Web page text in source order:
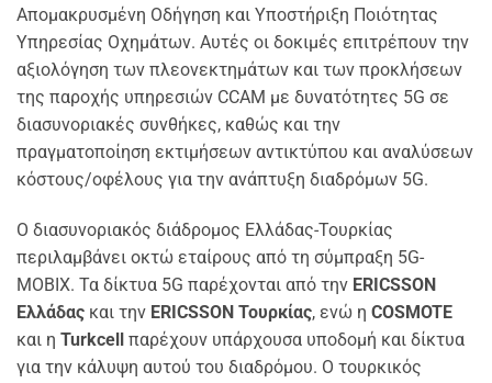
Απομακρυσμένη Οδήγηση και Υποστήριξη Ποιότητας
Υπηρεσίας Οχημάτων. Αυτές οι δοκιμές επιτρέπουν την
αξιολόγηση των πλεονεκτημάτων και των προκλήσεων
της παροχής υπηρεσιών CCAM με δυνατότητες 5G σε
διασυνοριακές συνθήκες, καθώς και την
πραγματοποίηση εκτιμήσεων αντικτύπου και αναλύσεων
κόστους/οφέλους για την ανάπτυξη διαδρόμων 5G.
Ο διασυνοριακός διάδρομος Ελλάδας-Τουρκίας
περιλαμβάνει οκτώ εταίρους από τη σύμπραξη 5G-
MOBIX. Τα δίκτυα 5G παρέχονται από την ERICSSON
Ελλάδας και την ERICSSON Τουρκίας, ενώ η COSMOTE
και η Turkcell παρέχουν υπάρχουσα υποδομή και δίκτυα
για την κάλυψη αυτού του διαδρόμου. Ο τουρκικός